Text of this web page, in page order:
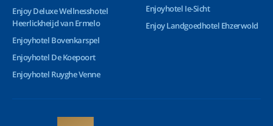
Enjoy Deluxe Wellnesshotel
Heerlickheijd van Ermelo
Enjoyhotel Bovenkarspel
Enjoyhotel De Koepoort
Enjoyhotel Ruyghe Venne
Enjoyhotel Ie-Sicht
Enjoy Landgoedhotel Ehzerwold